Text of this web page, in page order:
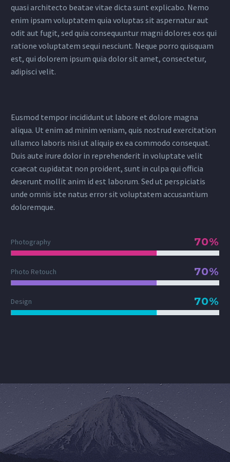
quasi architecto beatae vitae dicta sunt explicabo. Nemo
enim ipsam voluptatem quia voluptas sit aspernatur aut
odit aut fugit, sed quia consequuntur magni dolores eos qui
ratione voluptatem sequi nesciunt. Neque porro quisquam
est, qui dolorem ipsum quia dolor sit amet, consectetur,
adipisci velit.
Eusmod tempor incididunt ut labore et dolore magna
aliqua. Ut enim ad minim veniam, quis nostrud exercitation
ullamco laboris nisi ut aliquip ex ea commodo consequat.
Duis aute irure dolor in reprehenderit in voluptate velit
ccaecat cupidatat non proident, sunt in culpa qui officia
deserunt mollit anim id est laborum. Sed ut perspiciatis
unde omnis iste natus error sit voluptatem accusantium
doloremque.
Photography 70%
Photo Retouch 70%
Design 70%